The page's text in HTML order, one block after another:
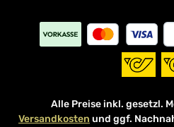
Alle Preise inkl. gesetzl.
Versandkosten und ggf.